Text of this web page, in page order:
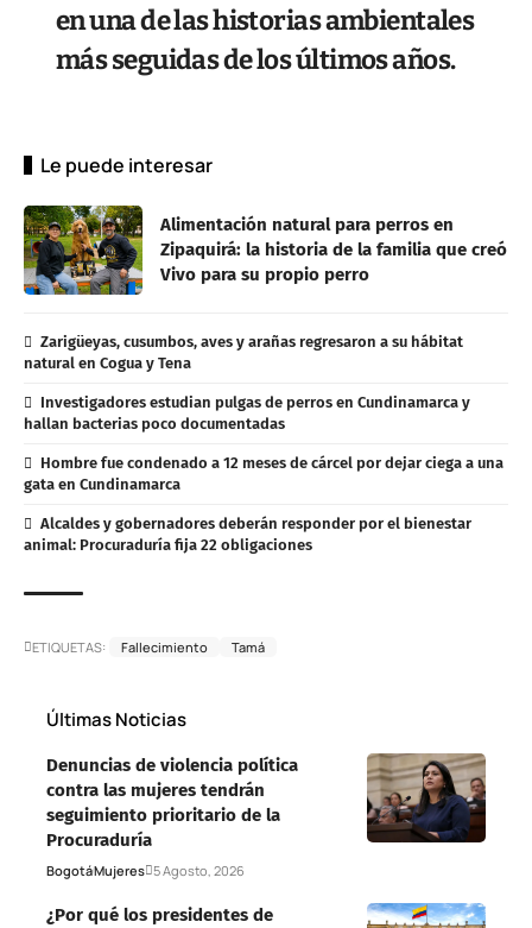
en una de las historias ambientales
más seguidas de los últimos años.
Le puede interesar
Alimentación natural para perros en
Zipaquirá: la historia de la familia que creó
Vivo para su propio perro
Zarigüeyas, cusumbos, aves y arañas regresaron a su hábitat
natural en Cogua y Tena
Investigadores estudian pulgas de perros en Cundinamarca y
hallan bacterias poco documentadas
Hombre fue condenado a 12 meses de cárcel por dejar ciega a una
gata en Cundinamarca
Alcaldes y gobernadores deberán responder por el bienestar
animal: Procuraduría fija 22 obligaciones
ETIQUETAS: Fallecimiento Tamá
Últimas Noticias
Denuncias de violencia política
contra las mujeres tendrán
seguimiento prioritario de la
Procuraduría
BogotáMujeres 5 Agosto, 2026
¿Por qué los presidentes de